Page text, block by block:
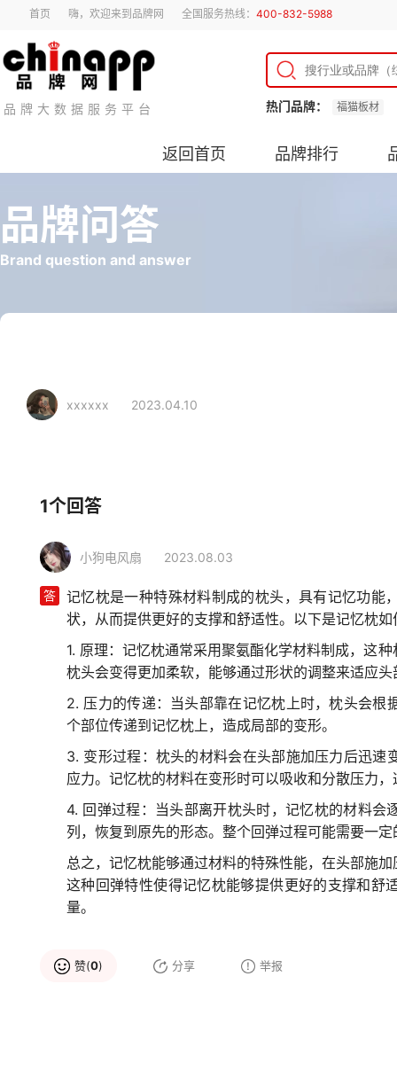
首页 嗨，欢迎来到品牌网 全国服务热线： 400-832-5988
品牌大数据服务平台 热门品牌： 福猫板材
返回首页 品牌排行
品牌问答
Brand question and answer
xxxxxx 2023.04.10
1个回答
小狗电风扇 2023.08.03
答
记忆枕是一种特殊材料制成的枕头，具有记忆功能
状，从而提供更好的支撑和舒适性。以下是记忆枕
1. 原理：记忆枕通常采用聚氨酯化学材料制成，这
枕头会变得更加柔软，能够通过形状的调整来适应头
2. 压力的传递：当头部靠在记忆枕上时，枕头会
个部位传递到记忆枕上，造成局部的变形。
3. 变形过程：枕头的材料会在头部施加压力后迅
应力。记忆枕的材料在变形时可以吸收和分散压力
4. 回弹过程：当头部离开枕头时，记忆枕的材料
列，恢复到原先的形态。整个回弹过程可能需要一
总之，记忆枕能够通过材料的特殊性能，在头部施
这种回弹特性使得记忆枕能够提供更好的支撑和舒
量。
赞(0) 分享 举报